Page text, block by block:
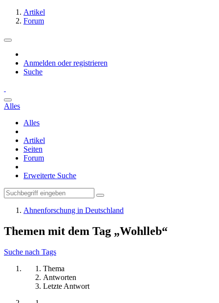
Artikel
Forum
Anmelden oder registrieren
Suche
Alles
Alles
Artikel
Seiten
Forum
Erweiterte Suche
Ahnenforschung in Deutschland
Themen mit dem Tag „Wohlleb“
Suche nach Tags
Thema
Antworten
Letzte Antwort